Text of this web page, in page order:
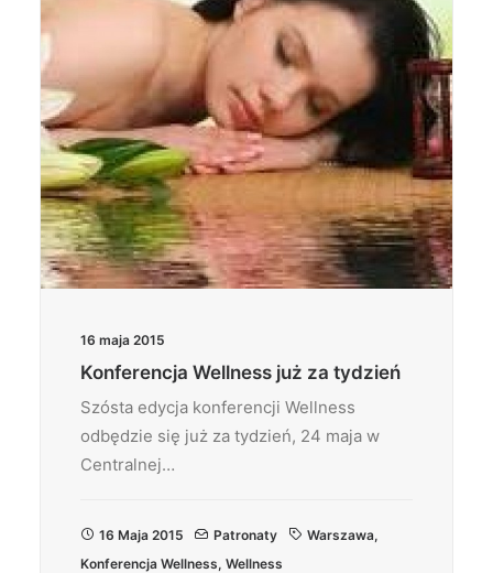
16 maja 2015
Konferencja Wellness już za tydzień
Szósta edycja konferencji Wellness
odbędzie się już za tydzień, 24 maja w
Centralnej…
16 Maja 2015 Patronaty Warszawa,
Konferencja Wellness, Wellness